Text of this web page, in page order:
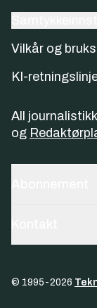
Vilkår og
KI-
All
og
© 1995-2026